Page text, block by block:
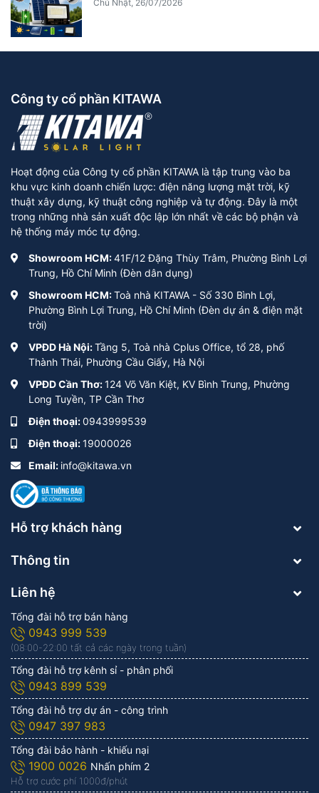
Chủ Nhật, 26/07/2026
Công ty cổ phần KITAWA
Hoạt động của Công ty cổ phần KITAWA là tập trung vào ba
khu vực kinh doanh chiến lược: điện năng lượng mặt trời, kỹ
thuật xây dựng, kỹ thuật công nghiệp và tự động. Đây là một
trong những nhà sản xuất độc lập lớn nhất về các bộ phận và
hệ thống máy móc tự động.
Showroom HCM:41F/12 Đặng Thùy Trâm, Phường Bình Lợi
Trung, Hồ Chí Minh (Đèn dân dụng)
Showroom HCM:Toà nhà KITAWA - Số 330 Bình Lợi,
Phường Bình Lợi Trung, Hồ Chí Minh (Đèn dự án & điện mặt
trời)
VPĐD Hà Nội:Tầng 5, Toà nhà Cplus Office, tổ 28, phố
Thành Thái, Phường Cầu Giấy, Hà Nội
VPĐD Cần Thơ:124 Võ Văn Kiệt, KV Bình Trung, Phường
Long Tuyền, TP Cần Thơ
Điện thoại:0943999539
Điện thoại:19000026
Email: info@kitawa.vn
Hỗ trợ khách hàng
Thông tin
Liên hệ
Tổng đài hỗ trợ bán hàng
0943 999 539
(08:00-22:00 tất cả các ngày trong tuần)
Tổng đài hỗ trợ kênh sỉ - phân phối
0943 899 539
Tổng đài hỗ trợ dự án - công trình
0947 397 983
Tổng đài bảo hành - khiếu nại
1900 0026 Nhấn phím 2
Hỗ trợ cước phí 1.000đ/phút